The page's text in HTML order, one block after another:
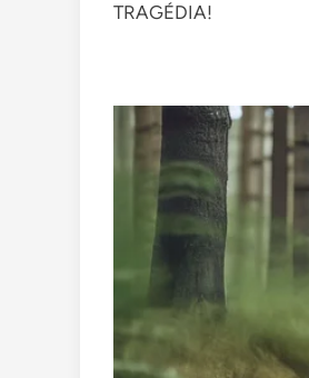
TRAGÉDIA!